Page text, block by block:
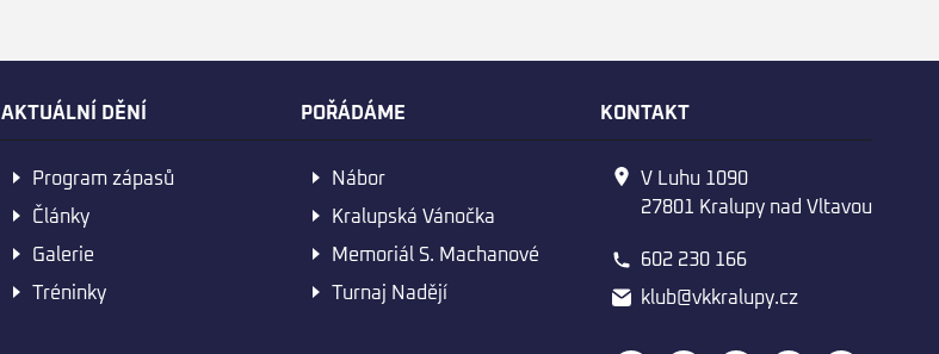
AKTUÁLNÍ DĚNÍ
Program zápasů
Články
Galerie
Tréninky
POŘÁDÁME
Nábor
Kralupská Vánočka
Memoriál S. Machanové
Turnaj Nadějí
KONTAKT
V Luhu 1090
27801 Kralupy nad Vltavou
602 230 166
klub@vkkralupy.cz